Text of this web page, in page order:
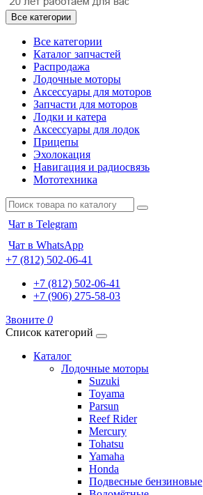
Все категории
Все категории
Каталог запчастей
Распродажа
Лодочные моторы
Аксессуары для моторов
Запчасти для моторов
Лодки и катера
Аксессуары для лодок
Прицепы
Эхолокация
Навигация и радиосвязь
Мототехника
Чат в Telegram
Чат в WhatsApp
+7 (812) 502-06-41
+7 (812) 502-06-41
+7 (906) 275-58-03
Звоните 0
Список категорий
Каталог
Лодочные моторы
Suzuki
Toyama
Parsun
Reef Rider
Mercury
Tohatsu
Yamaha
Honda
Подвесные бензиновые